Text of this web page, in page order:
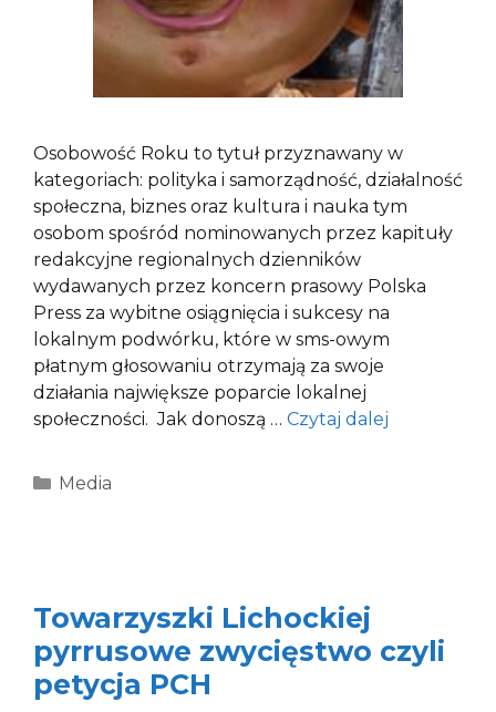
Osobowość Roku to tytuł przyznawany w
kategoriach: polityka i samorządność, działalność
społeczna, biznes oraz kultura i nauka tym
osobom spośród nominowanych przez kapituły
redakcyjne regionalnych dzienników
wydawanych przez koncern prasowy Polska
Press za wybitne osiągnięcia i sukcesy na
lokalnym podwórku, które w sms-owym
płatnym głosowaniu otrzymają za swoje
działania największe poparcie lokalnej
społeczności. Jak donoszą … Czytaj dalej
Kategorie
Media
Towarzyszki Lichockiej
pyrrusowe zwycięstwo czyli
petycja PCH